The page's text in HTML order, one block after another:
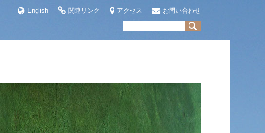
English 関連リンク アクセス お問い合わせ